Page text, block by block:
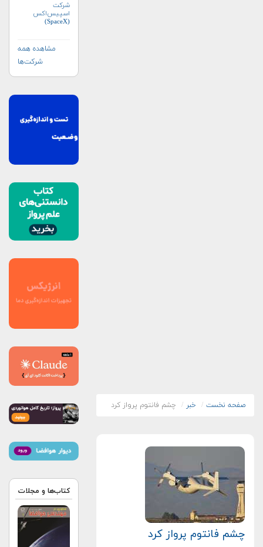
صفحه نخست خبر چشم فانتوم پرواز کرد
چشم فانتوم پرواز کرد
شرکت
اسپیس‌اکس
(SpaceX)
مشاهده همه
شرکت‌ها
کتاب‌ها و مجلات